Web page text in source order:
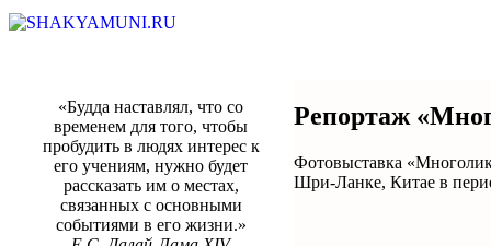
«Будда наставлял, что со
временем для того, чтобы
пробудить в людях интерес к
его учениям, нужно будет
рассказать им о местах,
связанных с основными
событиями в его жизни.»
Репортаж
Фотовыставка
Шри-Ланке, Китае в